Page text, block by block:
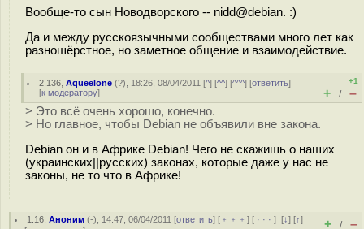
Вообще-то сын Новодворского -- nidd@debian. :)
Да и между русскоязычными сообществами много лет как
разношёрстное, но заметное общение и взаимодействие.
2.136 ,Aqueelone (?), 18:26, 08/04/2011 [^] [^^] [^^^] [ответить]
[к модератору]
+1
+ / –
> Это всё очень хорошо, конечно.
> Но главное, чтобы Debian не объявили вне закона.
Debian он и в Африке Debian! Чего не скажишь о наших
(украинских||русских) законах, которые даже у нас не
законы, не то что в Африке!
1.16 ,Аноним (-), 14:47, 06/04/2011 [ответить] [ ﹢﹢﹢] [ · · ·][↓] [↑]
+ / –